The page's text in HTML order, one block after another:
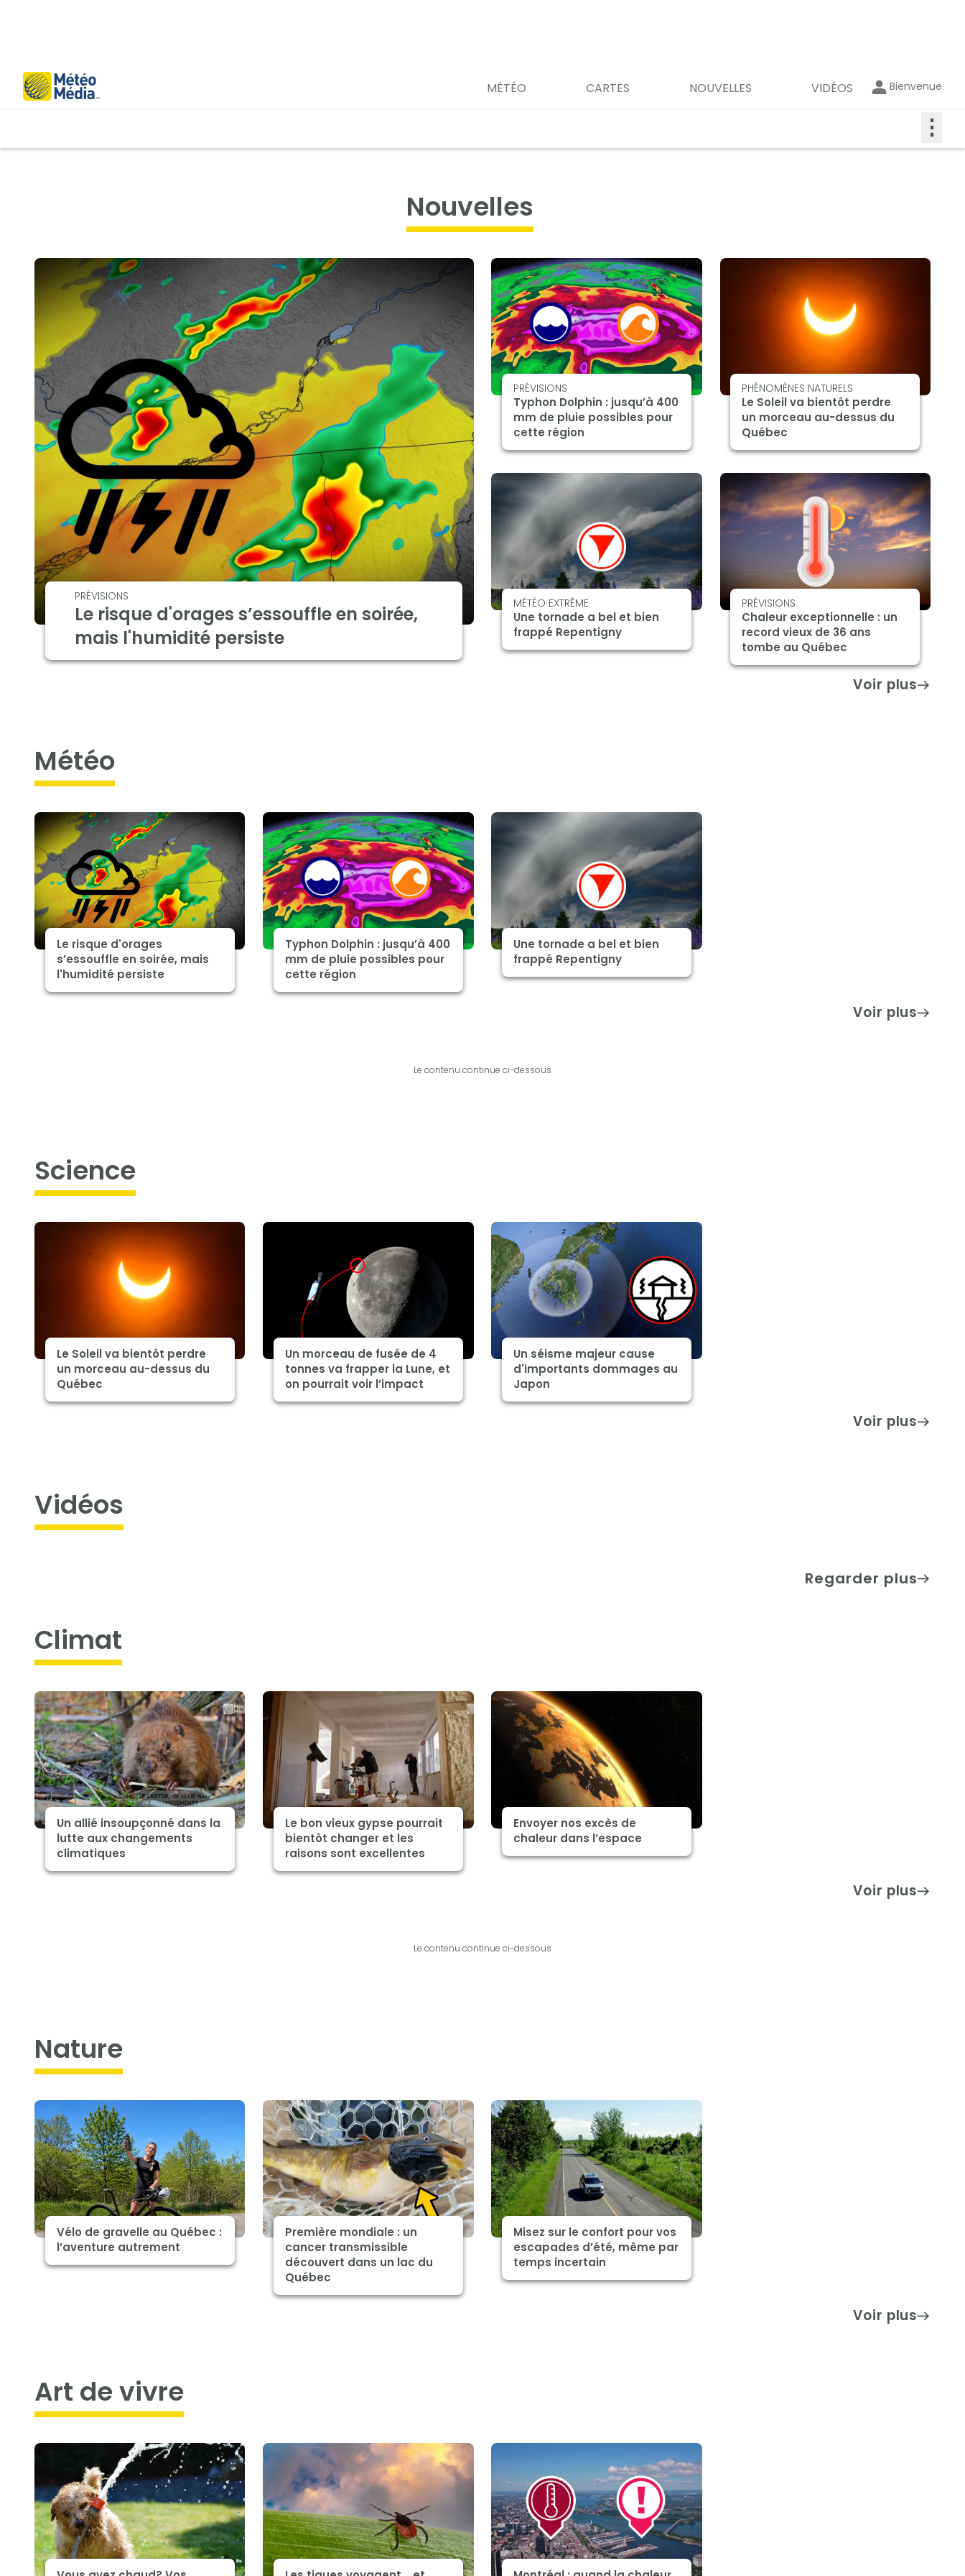
MÉTÉO CARTES NOUVELLES VIDÉOS Bienvenue
⋮
nouvelles
PRÉVISIONS
Le risque d'orages s’essouffle en soirée,
mais l'humidité persiste
PRÉVISIONS
Typhon Dolphin : jusqu’à 400
mm de pluie possibles pour
cette région
PHÉNOMÈNES NATURELS
Le Soleil va bientôt perdre
un morceau au-dessus du
Québec
MÉTÉO EXTRÊME
Une tornade a bel et bien
frappé Repentigny
PRÉVISIONS
Chaleur exceptionnelle : un
record vieux de 36 ans
tombe au Québec
Voir plus
météo
Le risque d'orages
s’essouffle en soirée, mais
l'humidité persiste
Typhon Dolphin : jusqu’à 400
mm de pluie possibles pour
cette région
Une tornade a bel et bien
frappé Repentigny
Voir plus
Le contenu continue ci-dessous
science
Le Soleil va bientôt perdre
un morceau au-dessus du
Québec
Un morceau de fusée de 4
tonnes va frapper la Lune, et
on pourrait voir l’impact
Un séisme majeur cause
d'importants dommages au
Japon
Voir plus
Vidéos
Regarder plus
climat
Un allié insoupçonné dans la
lutte aux changements
climatiques
Le bon vieux gypse pourrait
bientôt changer et les
raisons sont excellentes
Envoyer nos excès de
chaleur dans l’espace
Voir plus
Le contenu continue ci-dessous
nature
Vélo de gravelle au Québec :
l’aventure autrement
Première mondiale : un
cancer transmissible
découvert dans un lac du
Québec
Misez sur le confort pour vos
escapades d’été, même par
temps incertain
Voir plus
art de vivre